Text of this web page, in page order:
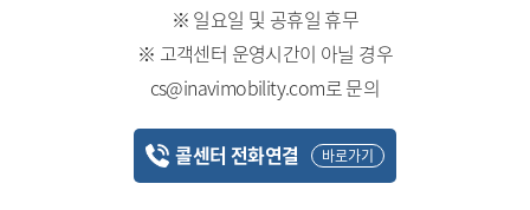
※ 일요일 및 공휴일 휴무
※ 고객센터 운영시간이 아닐 경우
cs@inavimobility.com로 문의
콜센터 전화연결 바로가기